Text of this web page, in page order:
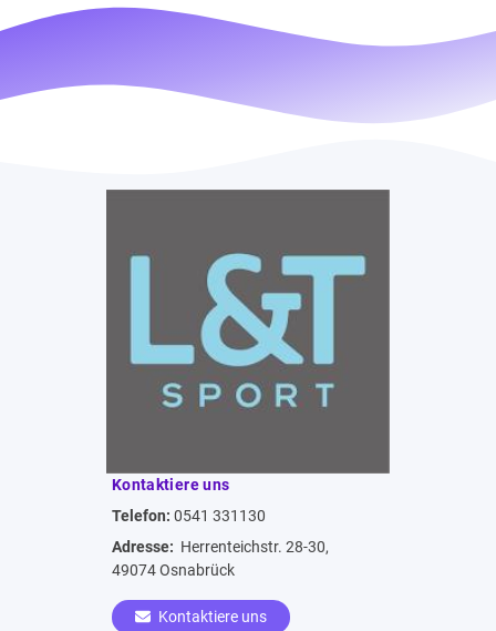
Kontaktiere uns
Telefon: 0541 331130
Adresse: Herrenteichstr. 28-30,
49074 Osnabrück
Kontaktiere uns